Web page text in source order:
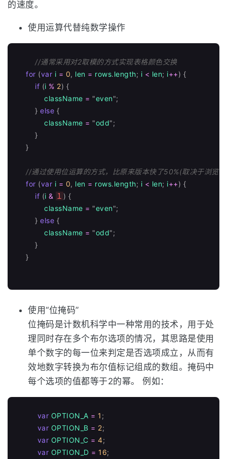
的速度。
使用运算代替纯数学操作
//通常采用对2取模的方式实现表格颜色交换
for (var i = 0, len = rows.length; i < len; i++) {
if (i % 2) {
className = "even";
} else {
className = "odd";
}
}
//通过使用位运算的方式，比原来版本快了50%(取决于浏览
for (var i = 0, len = rows.length; i < len; i++) {
if (i & １ ) {
className = "even";
} else {
className = "odd";
}
}
使用“位掩码”
位掩码是计数机科学中一种常用的技术，用于处
理同时存在多个布尔选项的情况，其思路是使用
单个数字的每一位来判定是否选项成立，从而有
效地数字转换为布尔值标记组成的数组。掩码中
每个选项的值都等于2的幂。 例如：
var OPTION_A = 1 ;
var OPTION_B = 2;
var OPTION_C = 4;
var OPTION_D = 16;